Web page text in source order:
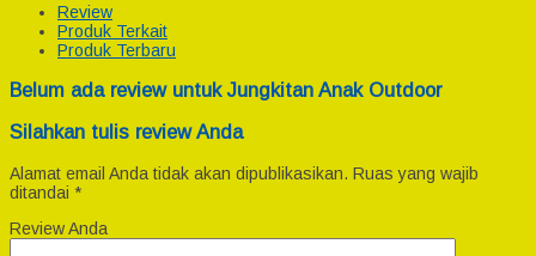
Review
Produk Terkait
Produk Terbaru
Belum ada review untuk Jungkitan Anak Outdoor
Silahkan tulis review Anda
Alamat email Anda tidak akan dipublikasikan. Ruas yang wajib
ditandai *
Review Anda